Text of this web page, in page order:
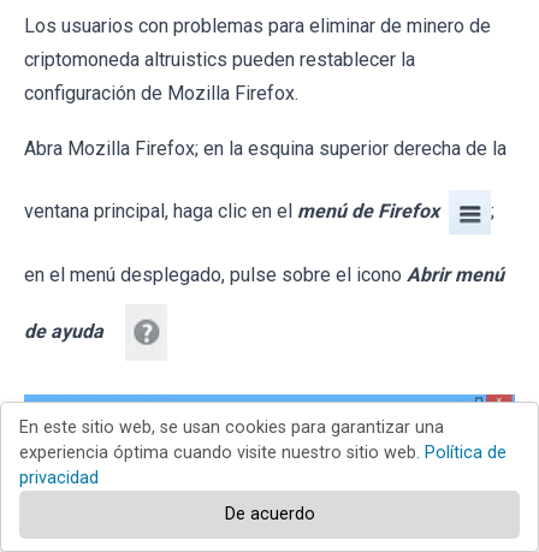
Los usuarios con problemas para eliminar de minero de
criptomoneda altruistics pueden restablecer la
configuración de Mozilla Firefox.
Abra Mozilla Firefox; en la esquina superior derecha de la
ventana principal, haga clic en el menú de Firefox ;
en el menú desplegado, pulse sobre el icono Abrir menú
de ayuda
En este sitio web, se usan cookies para garantizar una
experiencia óptima cuando visite nuestro sitio web. Política de
privacidad
De acuerdo